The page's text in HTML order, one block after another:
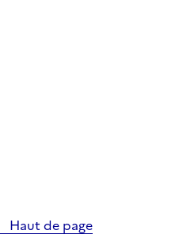
Haut de page